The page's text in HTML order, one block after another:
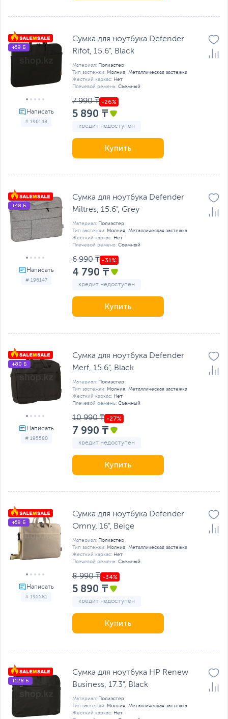
# 196148
+59 Б
Сумка для ноутбука Defender
Rifot, 15.6", Black
Материал: Полиэстер
Тип застежки: Молния; Металлическая застежка
Жесткий каркас: Нет
Плечевой ремень: Съемный
7 990 ₸
5 890 ₸
кредит недоступен
Купить
# 196147
+48 Б
Сумка для ноутбука Defender
Miltres, 15.6", Grey
Материал: Полиэстер
Тип застежки: Молния; Металлическая застежка
Жесткий каркас: Нет
Плечевой ремень: Съемный
6 990 ₸
4 790 ₸
кредит недоступен
Купить
# 195580
+80 Б
Сумка для ноутбука Defender
Merf, 15.6", Black
Материал: Полиэстер
Тип застежки: Молния; Металлическая застежка
Жесткий каркас: Нет
Плечевой ремень: Съемный
10 990 ₸
7 990 ₸
кредит недоступен
Купить
# 195581
+59 Б
Сумка для ноутбука Defender
Omny, 16", Beige
Материал: Полиэстер
Тип застежки: Молния; Металлическая застежка
Жесткий каркас: Нет
Плечевой ремень: Съемный
8 990 ₸
5 890 ₸
кредит недоступен
Купить
+128 Б
Сумка для ноутбука HP Renew
Business, 17.3", Black
Материал: Полиэстер
Тип застежки: Молния; Металлическая застежка
Жесткий каркас: Нет